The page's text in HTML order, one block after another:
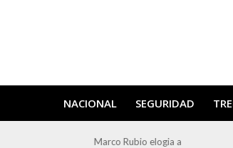
NACIONAL SEGURIDAD
Marco Rubio elogia a